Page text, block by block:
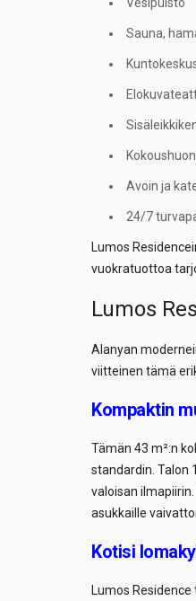
Vesipuisto
Sauna,
Avoin ja
24/7
Lumos
vuokratuottoa
Lumos
Alanyan
viitteinen tämä
Kompaktin
Tämän 43 m²:n
standardin. Talon
valoisan
asukkaille
Kotisi
Lumos